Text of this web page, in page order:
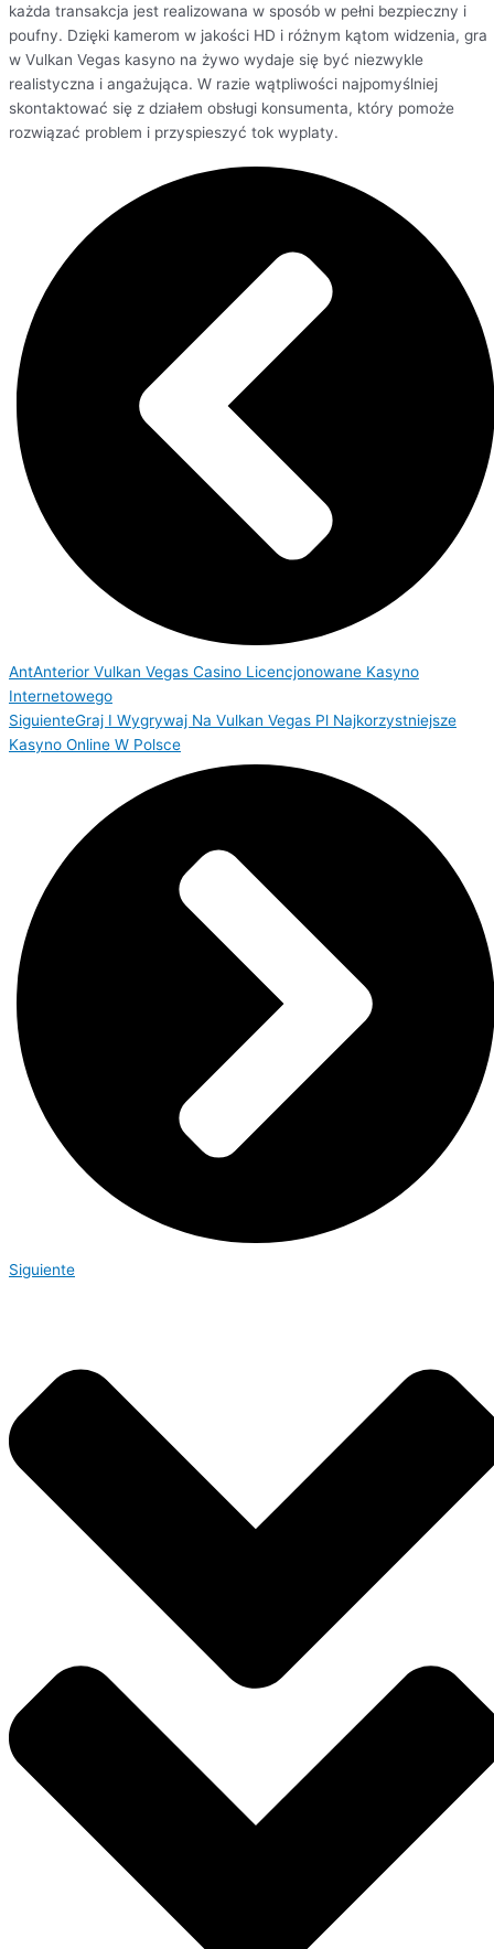
każda transakcja jest realizowana w sposób w pełni bezpieczny i
poufny. Dzięki kamerom w jakości HD i różnym kątom widzenia, gra
w Vulkan Vegas kasyno na żywo wydaje się być niezwykle
realistyczna i angażująca. W razie wątpliwości najpomyślniej
skontaktować się z działem obsługi konsumenta, który pomoże
rozwiązać problem i przyspieszyć tok wyplaty.
AntAnterior Vulkan Vegas Casino Licencjonowane Kasyno
Internetowego
SiguienteGraj I Wygrywaj Na Vulkan Vegas Pl Najkorzystniejsze
Kasyno Online W Polsce
Siguiente